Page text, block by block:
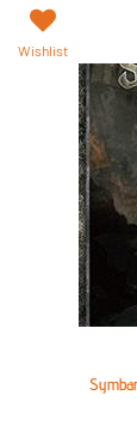
Wishlist